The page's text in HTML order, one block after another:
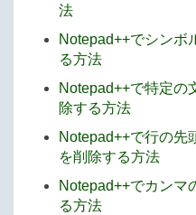
法
Notepad++でシンボ
る方法
Notepad++で特定の
除する方法
Notepad++で行の先
を削除する方法
Notepad++でカンマ
る方法